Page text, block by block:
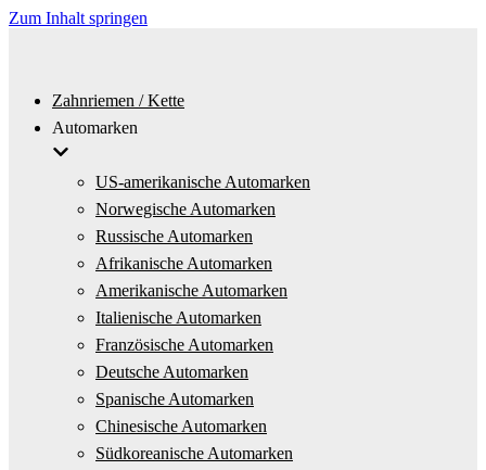
Zum Inhalt springen
Zahnriemen / Kette
Automarken
US-amerikanische Automarken
Norwegische Automarken
Russische Automarken
Afrikanische Automarken
Amerikanische Automarken
Italienische Automarken
Französische Automarken
Deutsche Automarken
Spanische Automarken
Chinesische Automarken
Südkoreanische Automarken